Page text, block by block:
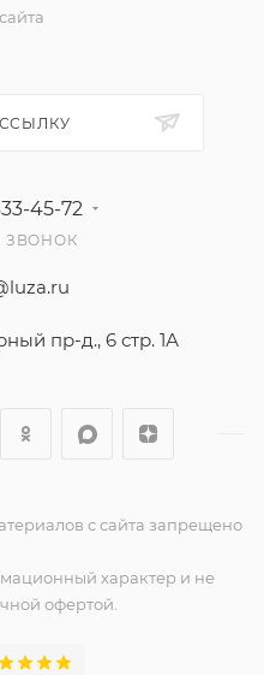
45-72
ЗВОНОК
пр-д., 6 стр. 1А
с сайта запрещено
характер и не
офертой.